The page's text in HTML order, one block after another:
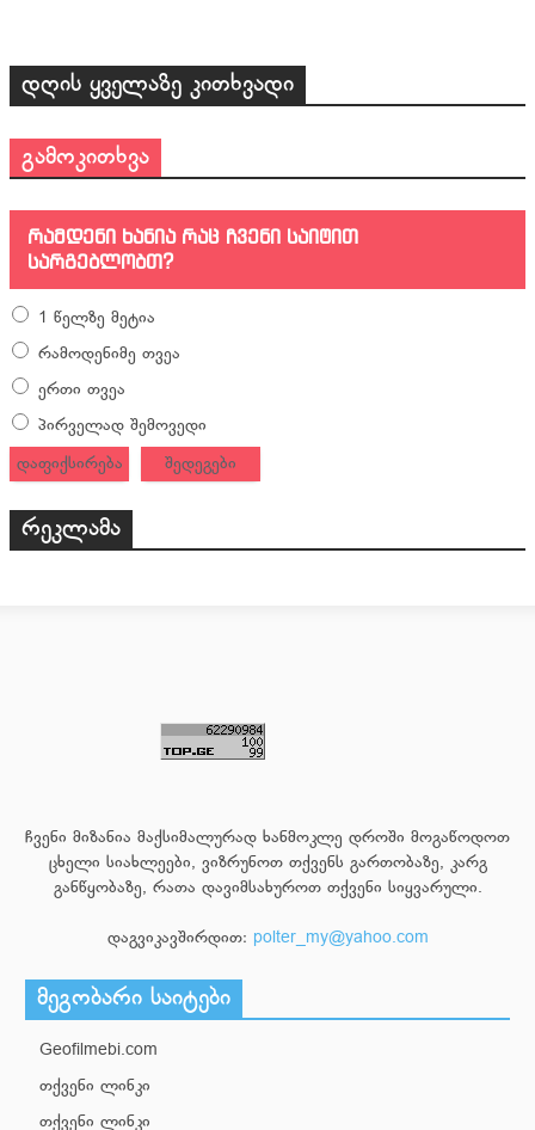
დღის ყველაზე კითხვადი
გამოკითხვა
რამდენი ხანია რაც ჩვენი საიტით
სარგებლობთ?
1 წელზე მეტია
რამოდენიმე თვეა
ერთი თვეა
პირველად შემოვედი
დაფიქსირება
შედეგები
რეკლამა
ჩვენი მიზანია მაქსიმალურად ხანმოკლე დროში მოგაწოდოთ
ცხელი სიახლეები, ვიზრუნოთ თქვენს გართობაზე, კარგ
განწყობაზე, რათა დავიმსახუროთ თქვენი სიყვარული.
დაგვიკავშირდით: polter_my@yahoo.com
მეგობარი საიტები
Geofilmebi.com
თქვენი ლინკი
თქვენი ლინკი